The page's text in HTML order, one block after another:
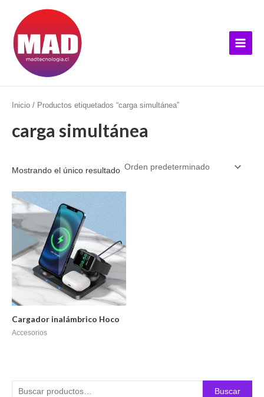
contenido
Menu
s
c
p
r
Buscar
Inicio / Productos etiquetados “carga simultánea”
carga simultánea
Mostrando el único resultado
Cargador inalámbrico Hoco
Accesorios